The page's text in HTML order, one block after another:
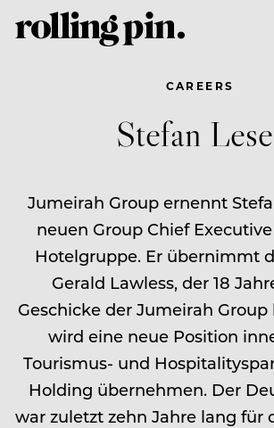
CAREERS
Stefan
Jumeirah Group ernennt
neuen Group Chief
Hotelgruppe. Er übernimmt
Gerald Lawless, der 18
Geschicke der Jumeirah Group
wird eine neue Position
Tourismus- und
Holding übernehmen. Der
war zuletzt zehn Jahre lang für